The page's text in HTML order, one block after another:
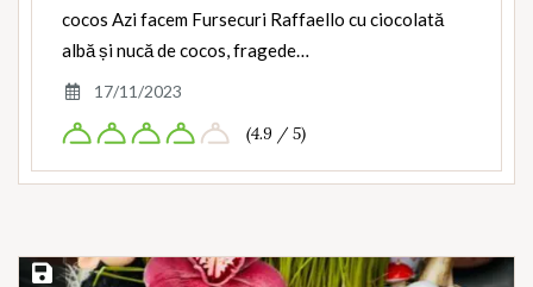
cocos Azi facem Fursecuri Raffaello cu ciocolată
albă și nucă de cocos, fragede…
17/11/2023
(4.9 / 5)
Save Recipe